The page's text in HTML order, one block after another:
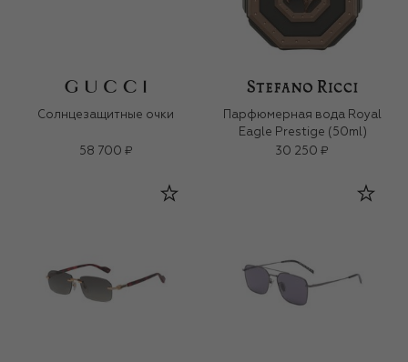
Солнцезащитные очки
58 700 ₽
Парфюмерная вода Royal
Eagle Prestige (50ml)
30 250 ₽